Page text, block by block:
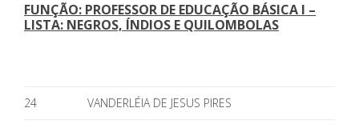
FUNÇÃO: PROFESSOR DE EDUCAÇÃO BÁSICA I –
LISTA: NEGROS, ÍNDIOS E QUILOMBOLAS
24 VANDERLÉIA DE JESUS PIRES